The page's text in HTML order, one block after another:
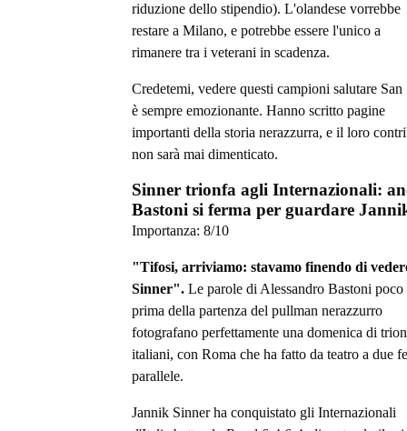
riduzione dello stipendio). L'olandese vorrebbe
restare a Milano, e potrebbe essere l'unico a
rimanere tra i veterani in scadenza.
Credetemi, vedere questi campioni salutare San
è sempre emozionante. Hanno scritto pagine
importanti della storia nerazzurra, e il loro
non sarà mai dimenticato.
Sinner trionfa agli Internazionali:
Bastoni si ferma per guardare
Importanza: 8/10
"Tifosi, arriviamo: stavamo finendo di
Sinner". Le parole di Alessandro Bastoni poco
prima della partenza del pullman nerazzurro
fotografano perfettamente una domenica di
italiani, con Roma che ha fatto da teatro a due
parallele.
Jannik Sinner ha conquistato gli Internazionali